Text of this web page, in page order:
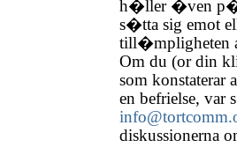
h�ller �ven p�
s�tta sig emot
till�mpligheten
Om du (or din
som konstaterar
en befrielse,
diskussionerna